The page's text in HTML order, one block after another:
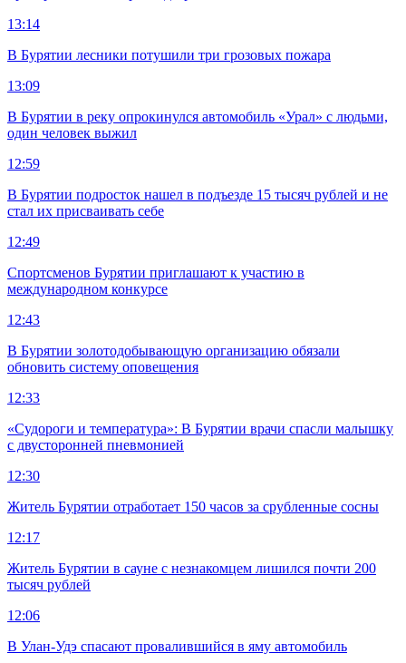
13:14
В Бурятии лесники потушили три грозовых пожара
13:09
В Бурятии в реку опрокинулся автомобиль «Урал» с людьми,
один человек выжил
12:59
В Бурятии подросток нашел в подъезде 15 тысяч рублей и не
стал их присваивать себе
12:49
Спортсменов Бурятии приглашают к участию в
международном конкурсе
12:43
В Бурятии золотодобывающую организацию обязали
обновить систему оповещения
12:33
«Судороги и температура»: В Бурятии врачи спасли малышку
с двусторонней пневмонией
12:30
Житель Бурятии отработает 150 часов за срубленные сосны
12:17
Житель Бурятии в сауне с незнакомцем лишился почти 200
тысяч рублей
12:06
В Улан-Удэ спасают провалившийся в яму автомобиль